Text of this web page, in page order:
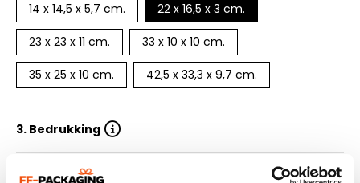
14 x 14,5 x 5,7 cm.
22 x 16,5 x 3 cm.
23 x 23 x 11 cm. 33 x 10 x 10 cm.
35 x 25 x 10 cm. 42,5 x 33,3 x 9,7 cm.
3. Bedrukking
4. Aantal drukkleuren